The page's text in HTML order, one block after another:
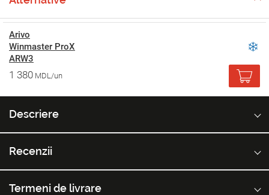
Arivo
Winmaster ProX
ARW3
1 380 MDL/un
Descriere
Recenzii
Termeni de livrare